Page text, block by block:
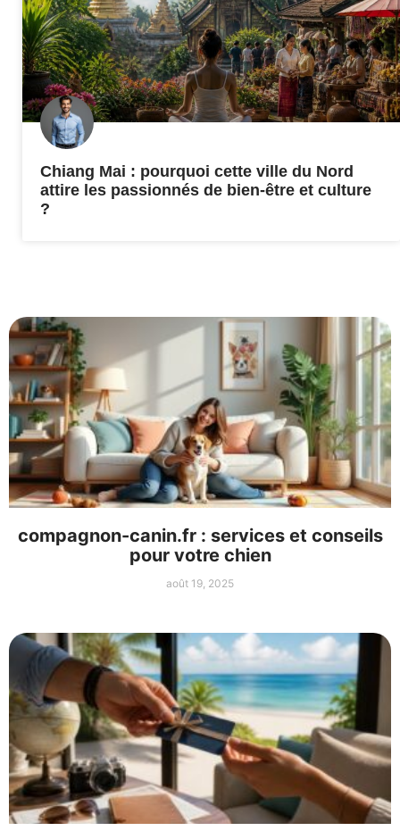
Chiang Mai : pourquoi cette ville du Nord
attire les passionnés de bien-être et culture
?
compagnon-canin.fr : services et conseils
pour votre chien
août 19, 2025